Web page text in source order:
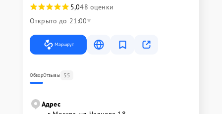
5,048 оценки
Открыто до 21:00
Маршрут
ОбзорОтзывы 55
Адрес